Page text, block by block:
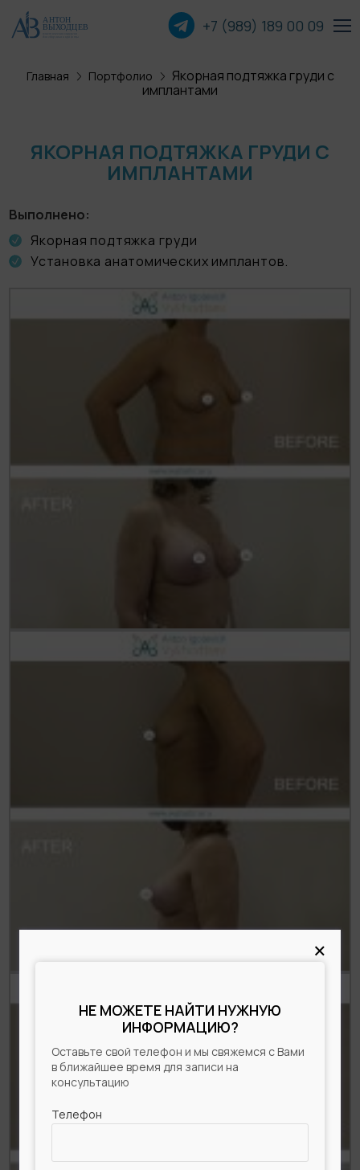
+7 (989) 189 00 09
Пластика лица
Пластика тела
Прочие операции
Пациентам
Главная Портфолио
Якорная подтяжка груди с
имплантами
ЯКОРНАЯ ПОДТЯЖКА ГРУДИ С
ИМПЛАНТАМИ
Выполнено
Якорная подтяжка груди
Установка анатомических имплантов.
×
НЕ МОЖЕТЕ НАЙТИ НУЖНУЮ
ИНФОРМАЦИЮ?
Оставьте свой телефон и мы свяжемся с Вами
в ближайшее время для записи на
консультацию
Телефон